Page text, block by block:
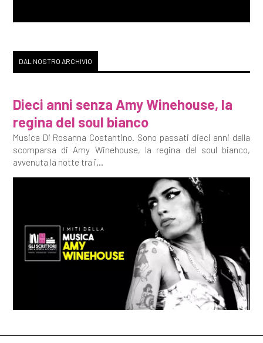
DAL NOSTRO ARCHIVIO
Dieci anni senza Amy Winehouse, la
regina del soul bianco
Musica Di Rosanna Costantino. Sono passati dieci anni dalla
scomparsa di Amy Winehouse, la regina del soul bianco,
avvenuta la notte tra i...